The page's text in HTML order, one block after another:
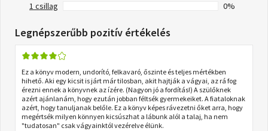
1 csillag
0%
Legnépszerűbb pozitív értékelés
Ez a könyv modern, undorító, felkavaró, őszinte és teljes mértékben
hihető. Aki egy kicsit is járt már tilosban, akit hajtják a vágyai, az rá fog
érezni ennek a könyvnek az ízére. (Nagyon jó a fordítás!) A szülőknek
azért ajánlanám, hogy ezután jobban féltsék gyermekeiket. A fiataloknak
azért, hogy tanuljanak belőle. Ez a könyv képes rávezetni őket arra, hogy
megértsék milyen könnyen kicsúszhat a lábunk alól a talaj, ha nem
"tudatosan" csak vágyainktól vezérelve élünk.